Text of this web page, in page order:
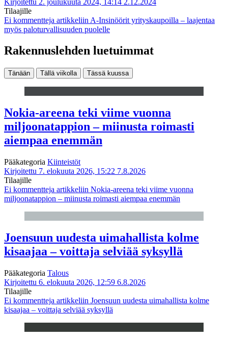
Tilaajille
Ei kommentteja artikkeliin A-Insinöörit yrityskaupoilla – laajentaa
myös paloturvallisuuden puolelle
Rakennuslehden luetuimmat
Tänään Tällä viikolla Tässä kuussa
Nokia-areena teki viime vuonna
miljoonatappion – miinusta roimasti
aiempaa enemmän
Pääkategoria Kiinteistöt
Kirjoitettu 7. elokuuta 2026, 15:22 7.8.2026
Tilaajille
Ei kommentteja artikkeliin Nokia-areena teki viime vuonna
miljoonatappion – miinusta roimasti aiempaa enemmän
Joensuun uudesta uimahallista kolme
kisaajaa – voittaja selviää syksyllä
Pääkategoria Talous
Kirjoitettu 6. elokuuta 2026, 12:59 6.8.2026
Tilaajille
Ei kommentteja artikkeliin Joensuun uudesta uimahallista kolme
kisaajaa – voittaja selviää syksyllä